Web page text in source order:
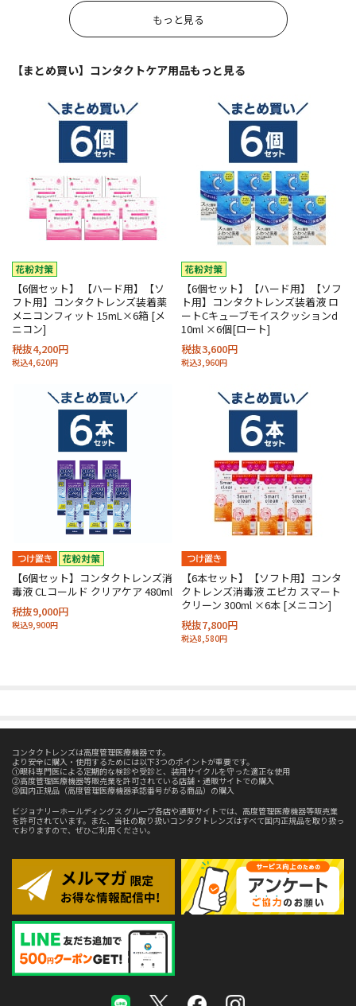
もっと見る
【まとめ買い】コンタクトケア用品もっと見る
【6個セット】 【ハード用】【ソ
フト用】コンタクトレンズ装着薬
メニコンフィット 15mL×6箱 [メ
ニコン]
税抜4,200円
税込4,620円
【6個セット】【ハード用】【ソフ
ト用】コンタクトレンズ装着液 ロ
ートCキューブモイスクッションd
10ml ×6個[ロート]
税抜3,600円
税込3,960円
【6個セット】コンタクトレンズ消
毒液 CLコールド クリアケア 480ml
税抜9,000円
税込9,900円
【6本セット】【ソフト用】コンタ
クトレンズ消毒液 エピカ スマート
クリーン 300ml ×6本 [メニコン]
税抜7,800円
税込8,580円
コンタクトレンズは高度管理医療機器です。
より安全に購入・使用するためには以下3つのポイントが重要です。
①眼科専門医による定期的な検診や受診と、装用サイクルを守った適正な使用
②高度管理医療機器等販売業を許可されている店舗・通販サイトでの購入
③国内正規品（高度管理医療機器承認番号がある商品）の購入
ビジョナリーホールディングス グループ各店や通販サイトでは、高度管理医療機器等販売業
を許可されています。また、当社の取り扱いコンタクトレンズはすべて国内正規品を取り扱っ
ておりますので、ぜひご利用ください。